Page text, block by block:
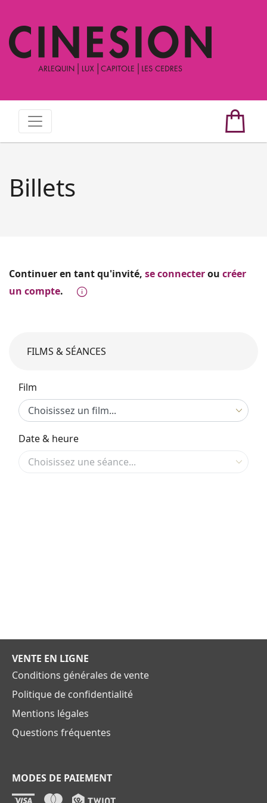
Billets
Continuer en tant qu'invité, se connecterou créer
un compte.
FILMS & SÉANCES
Film
Date & heure
VENTE EN LIGNE
Conditions générales de vente
Politique de confidentialité
Mentions légales
Questions fréquentes
MODES DE PAIEMENT